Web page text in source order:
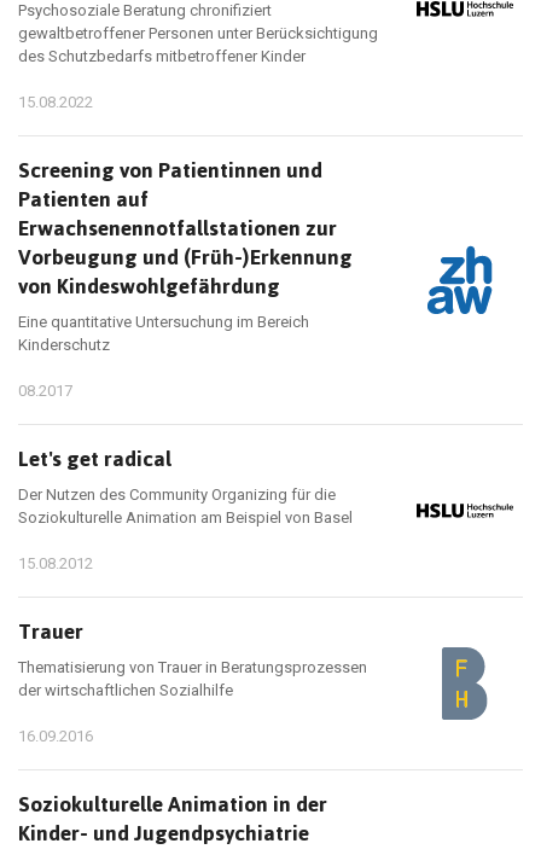
Psychosoziale Beratung chronifiziert
gewaltbetroffener Personen unter Berücksichtigung
des Schutzbedarfs mitbetroffener Kinder
15.08.2022
Screening von Patientinnen und
Patienten auf
Erwachsenennotfallstationen zur
Vorbeugung und (Früh-)Erkennung
von Kindeswohlgefährdung
Eine quantitative Untersuchung im Bereich
Kinderschutz
08.2017
Let's get radical
Der Nutzen des Community Organizing für die
Soziokulturelle Animation am Beispiel von Basel
15.08.2012
Trauer
Thematisierung von Trauer in Beratungsprozessen
der wirtschaftlichen Sozialhilfe
16.09.2016
Soziokulturelle Animation in der
Kinder- und Jugendpsychiatrie